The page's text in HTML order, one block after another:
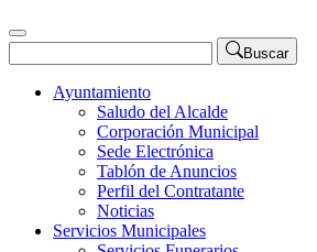
Buscar
Ayuntamiento
Saludo del Alcalde
Corporación Municipal
Sede Electrónica
Tablón de Anuncios
Perfil del Contratante
Noticias
Servicios Municipales